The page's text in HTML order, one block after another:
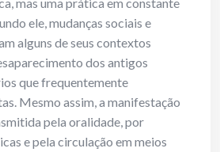
ele, mudanças sociais e
alguns de seus contextos
dos antigos
que frequentemente
Mesmo assim, a manifestação
pela oralidade, por
e pela circulação em meios